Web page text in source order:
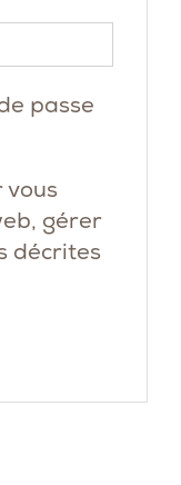
passe
vous
gérer
décrites